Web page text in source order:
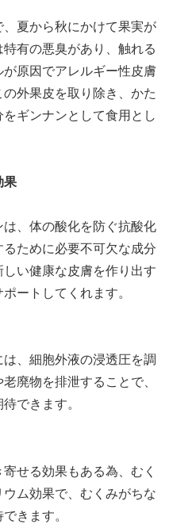
夏から秋にかけて果実が
有の悪臭があり、触れる
原因でアレルギー性皮膚
外果皮を取り除き、かた
ギンナンとして食用とし
果
、体の酸化を防ぐ抗酸化
ために必要不可欠な成分
い健康な皮膚を作り出す
ートしてくれます。
、細胞外液の浸透圧を調
廃物を排泄することで、
できます。
せる効果もある為、むく
ム効果で、むくみがちな
きます。